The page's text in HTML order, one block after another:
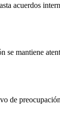
acuerdos
mantiene
de